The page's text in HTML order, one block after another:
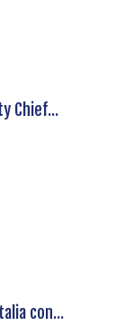
Chief...
con...